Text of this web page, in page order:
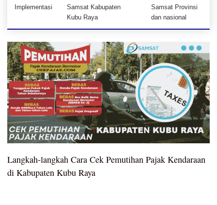
Implementasi
Samsat Kabupaten
Kubu Raya
Samsat Provinsi
dan nasional
Langkah-langkah Cara Cek Pemutihan Pajak Kendaraan
di Kabupaten Kubu Raya